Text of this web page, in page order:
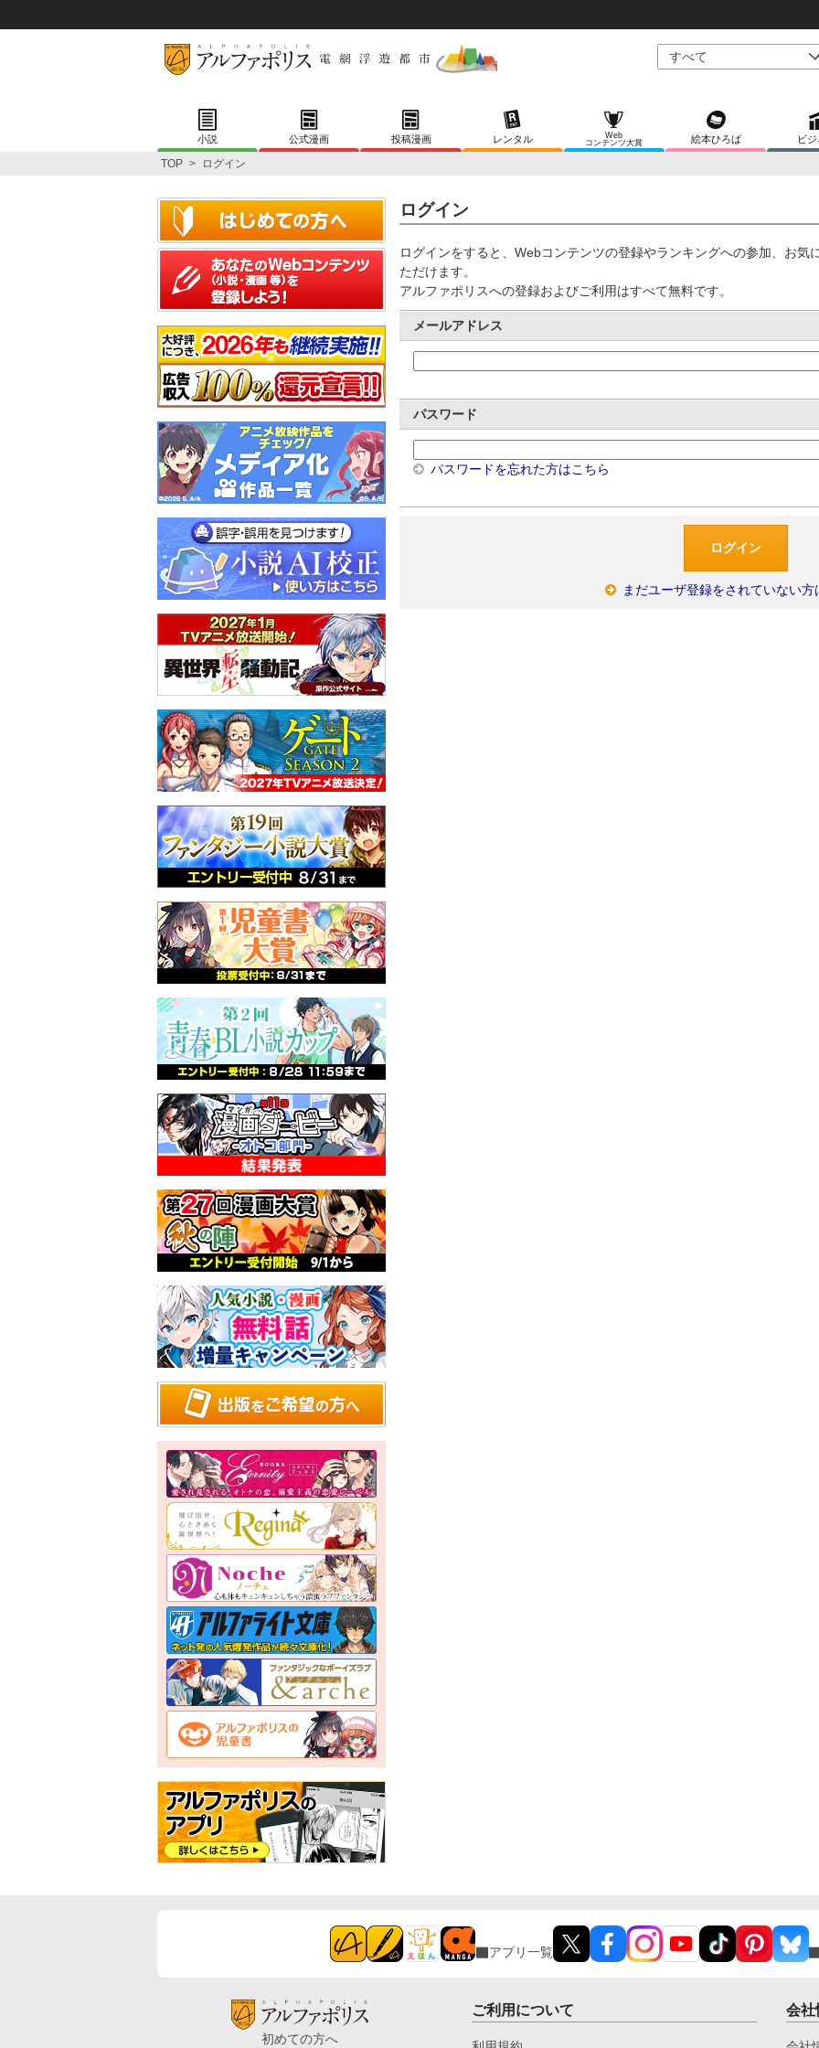
小説 公式漫画 投稿漫画 レンタル
Web
コンテンツ大賞
絵本ひろば ビ
TOP > ログイン
ログイン
ログインをすると、Webコンテンツの登録やランキングへの参加、お気
ただけます。
アルファポリスへの登録およびご利用はすべて無料です。
メールアドレス
パスワード
パスワードを忘れた方はこちら
まだユーザ登録をされていない方
アプリ一覧
初めての方へ
ご利用について 会社